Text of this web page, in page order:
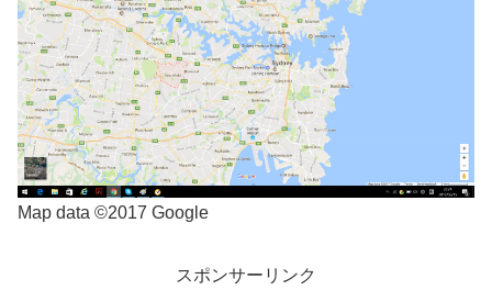
Map data ©2017 Google
スポンサーリンク